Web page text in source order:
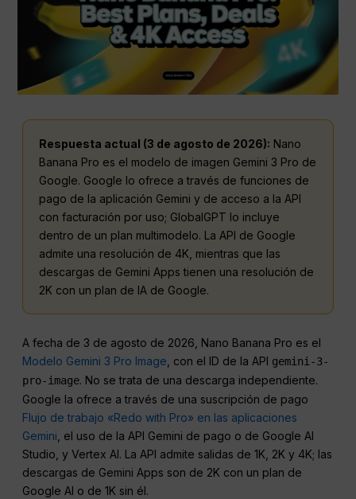
Respuesta actual (3 de agosto de 2026): Nano
Banana Pro es el modelo de imagen Gemini 3 Pro de
Google. Google lo ofrece a través de funciones de
pago de la aplicación Gemini y de acceso a la API
con facturación por uso; GlobalGPT lo incluye
dentro de un plan multimodelo. La API de Google
admite una resolución de 4K, mientras que las
descargas de Gemini Apps tienen una resolución de
2K con un plan de IA de Google.
A fecha de 3 de agosto de 2026, Nano Banana Pro es el
Modelo Gemini 3 Pro Image , con el ID de la API gemini-3-
pro-image. No se trata de una descarga independiente.
Google la ofrece a través de una suscripción de pago
Flujo de trabajo «Redo with Pro» en las aplicaciones
Gemini , el uso de la API Gemini de pago o de Google AI
Studio, y Vertex AI. La API admite salidas de 1K, 2K y 4K; las
descargas de Gemini Apps son de 2K con un plan de
Google AI o de 1K sin él.